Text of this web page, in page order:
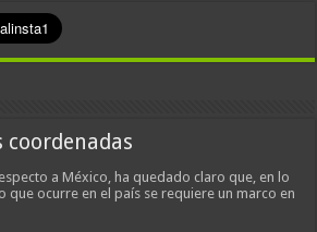
coordenadas
a México, ha quedado claro que, en lo
que ocurre en el país se requiere un marco en